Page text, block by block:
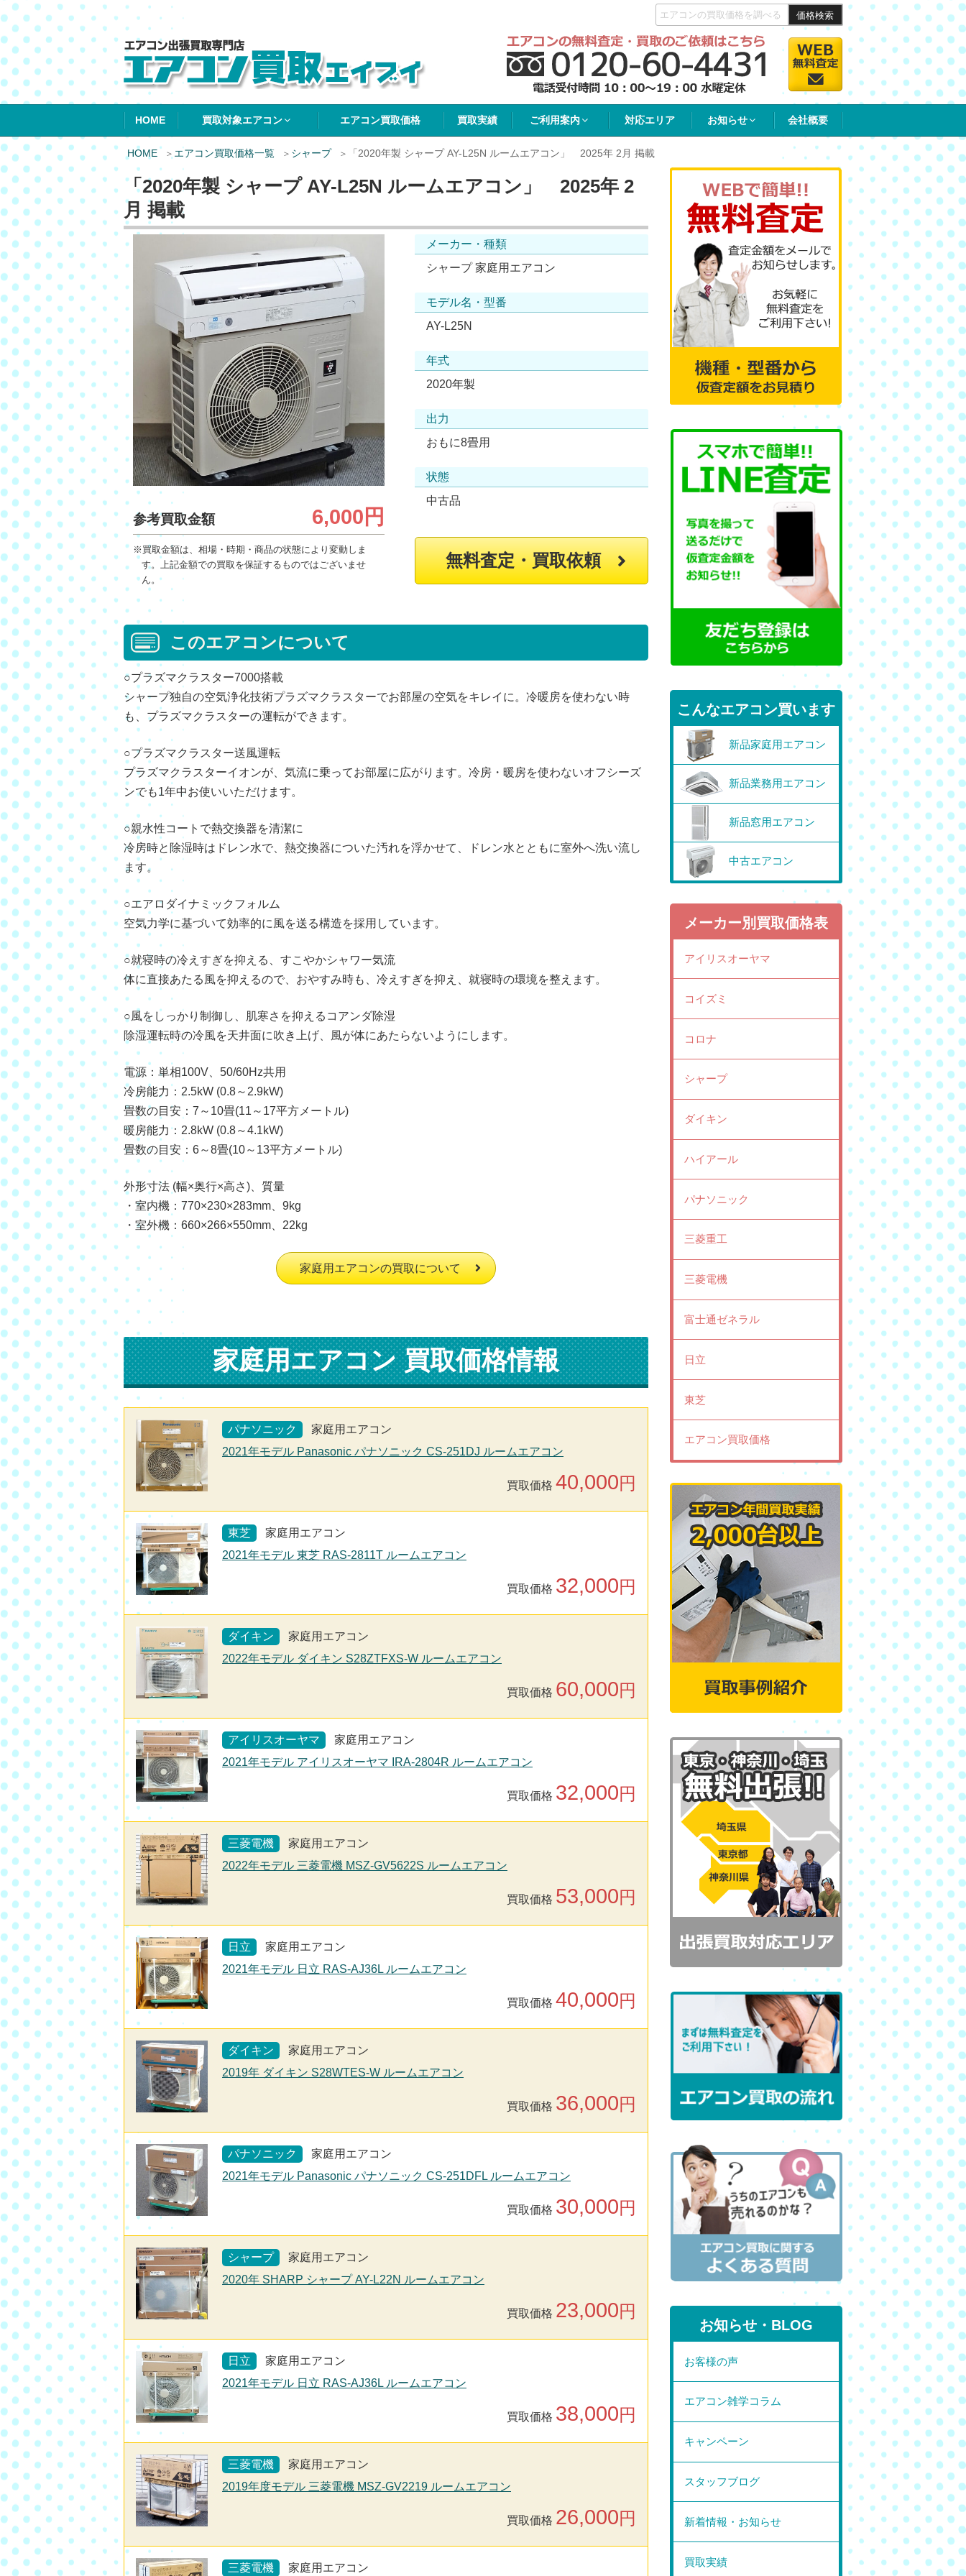
価格検索
エアコン買取エイブイ
HOME 買取対象エアコン エアコン買取価格 買取実績 ご利用案内 対応エリア お知らせ 会社概要
HOME エアコン買取価格一覧 シャープ 「2020年製 シャープ AY-L25N ルームエアコン」 2025年 2月 掲載
「2020年製 シャープ AY-L25N ルームエアコン」 2025年 2
月 掲載
参考買取金額 6,000円
※買取金額は、相場・時期・商品の状態により変動しま
す。上記金額での買取を保証するものではございませ
ん。
メーカー・種類
シャープ 家庭用エアコン
モデル名・型番
AY-L25N
年式
2020年製
出力
おもに8畳用
状態
中古品
無料査定・買取依頼
このエアコンについて
○プラズマクラスター7000搭載
シャープ独自の空気浄化技術プラズマクラスターでお部屋の空気をキレイに。冷暖房を使わない時
も、プラズマクラスターの運転ができます。
○プラズマクラスター送風運転
プラズマクラスターイオンが、気流に乗ってお部屋に広がります。冷房・暖房を使わないオフシーズ
ンでも1年中お使いいただけます。
○親水性コートで熱交換器を清潔に
冷房時と除湿時はドレン水で、熱交換器についた汚れを浮かせて、ドレン水とともに室外へ洗い流し
ます。
○エアロダイナミックフォルム
空気力学に基づいて効率的に風を送る構造を採用しています。
○就寝時の冷えすぎを抑える、すこやかシャワー気流
体に直接あたる風を抑えるので、おやすみ時も、冷えすぎを抑え、就寝時の環境を整えます。
○風をしっかり制御し、肌寒さを抑えるコアンダ除湿
除湿運転時の冷風を天井面に吹き上げ、風が体にあたらないようにします。
電源：単相100V、50/60Hz共用
冷房能力：2.5kW (0.8～2.9kW)
畳数の目安：7～10畳(11～17平方メートル)
暖房能力：2.8kW (0.8～4.1kW)
畳数の目安：6～8畳(10～13平方メートル)
外形寸法 (幅×奥行×高さ)、質量
・室内機：770×230×283mm、9kg
・室外機：660×266×550mm、22kg
家庭用エアコンの買取について
家庭用エアコン 買取価格情報
パナソニック
家庭用エアコン
2021年モデル Panasonic パナソニック CS-251DJ ルームエアコン
買取価格 40,000円
東芝
家庭用エアコン
2021年モデル 東芝 RAS-2811T ルームエアコン
買取価格 32,000円
ダイキン
家庭用エアコン
2022年モデル ダイキン S28ZTFXS-W ルームエアコン
買取価格 60,000円
アイリスオーヤマ
家庭用エアコン
2021年モデル アイリスオーヤマ IRA-2804R ルームエアコン
買取価格 32,000円
三菱電機
家庭用エアコン
2022年モデル 三菱電機 MSZ-GV5622S ルームエアコン
買取価格 53,000円
日立
家庭用エアコン
2021年モデル 日立 RAS-AJ36L ルームエアコン
買取価格 40,000円
ダイキン
家庭用エアコン
2019年 ダイキン S28WTES-W ルームエアコン
買取価格 36,000円
パナソニック
家庭用エアコン
2021年モデル Panasonic パナソニック CS-251DFL ルームエアコン
買取価格 30,000円
シャープ
家庭用エアコン
2020年 SHARP シャープ AY-L22N ルームエアコン
買取価格 23,000円
日立
家庭用エアコン
2021年モデル 日立 RAS-AJ36L ルームエアコン
買取価格 38,000円
三菱電機
家庭用エアコン
2019年度モデル 三菱電機 MSZ-GV2219 ルームエアコン
買取価格 26,000円
三菱電機 家庭用エアコン
こんなエアコン買います
新品家庭用エアコン
新品業務用エアコン
新品窓用エアコン
中古エアコン
メーカー別買取価格表
アイリスオーヤマ
コイズミ
コロナ
シャープ
ダイキン
ハイアール
パナソニック
三菱重工
三菱電機
富士通ゼネラル
日立
東芝
エアコン買取価格
お知らせ・BLOG
お客様の声
エアコン雑学コラム
キャンペーン
スタッフブログ
新着情報・お知らせ
買取実績